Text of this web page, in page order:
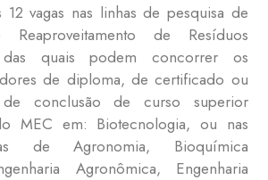
12 vagas nas linhas de pesquisa de
Reaproveitamento de Resíduos
das quais podem concorrer os
de diploma, de certificado ou
conclusão de curso superior
MEC em: Biotecnologia, ou nas
de Agronomia, Bioquímica
Agronômica, Engenharia